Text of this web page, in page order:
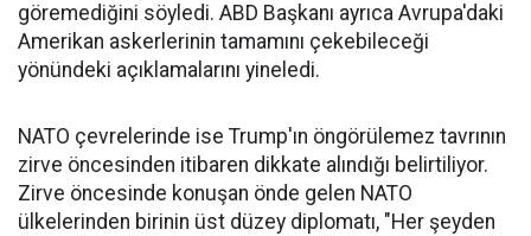
göremediğini söyledi. ABD Başkanı ayrıca Avrupa'daki
Amerikan askerlerinin tamamını çekebileceği
yönündeki açıklamalarını yineledi.
NATO çevrelerinde ise Trump'ın öngörülemez tavrının
zirve öncesinden itibaren dikkate alındığı belirtiliyor.
Zirve öncesinde konuşan önde gelen NATO
ülkelerinden birinin üst düzey diplomatı, "Her şeyden